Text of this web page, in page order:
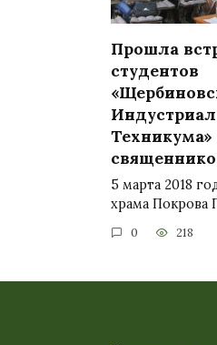
Прошла
студентов
Техникума»
5 марта 2018
храма Покрова
0 218